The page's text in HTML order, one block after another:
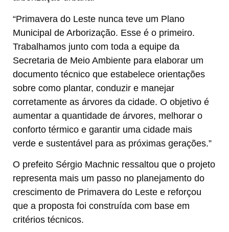
“Primavera do Leste nunca teve um Plano
Municipal de Arborização. Esse é o primeiro.
Trabalhamos junto com toda a equipe da
Secretaria de Meio Ambiente para elaborar um
documento técnico que estabelece orientações
sobre como plantar, conduzir e manejar
corretamente as árvores da cidade. O objetivo é
aumentar a quantidade de árvores, melhorar o
conforto térmico e garantir uma cidade mais
verde e sustentável para as próximas gerações.”
O prefeito Sérgio Machnic ressaltou que o projeto
representa mais um passo no planejamento do
crescimento de Primavera do Leste e reforçou
que a proposta foi construída com base em
critérios técnicos.